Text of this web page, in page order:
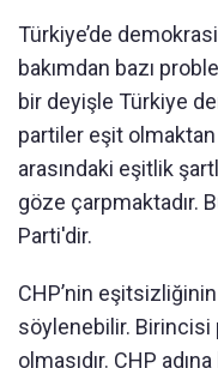
Türkiye’de
bakımdan bazı
bir deyişle Türkiye
partiler eşit
arasındaki eşitlik
göze çarpmaktadır.
Parti'dir.
CHP’nin
söylenebilir. Birincisi
olmasıdır. CHP